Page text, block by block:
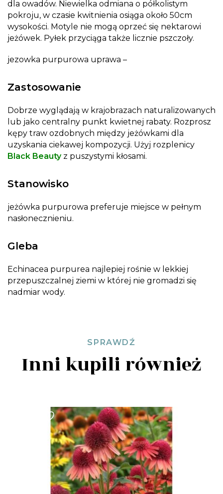
dla owadów. Niewielka odmiana o półkolistym
pokroju, w czasie kwitnienia osiąga około 50cm
wysokości. Motyle nie mogą oprzeć się nektarowi
jeżówek. Pyłek przyciąga także licznie pszczoły.
jezowka purpurowa uprawa –
Zastosowanie
Dobrze wyglądają w krajobrazach naturalizowanych
lub jako centralny punkt kwietnej rabaty. Rozprosz
kępy traw ozdobnych między jeżówkami dla
uzyskania ciekawej kompozycji. Użyj rozplenicy
Black Beautyz puszystymi kłosami.
Stanowisko
jeżówka purpurowa preferuje miejsce w pełnym
nasłonecznieniu.
Gleba
Echinacea purpurea najlepiej rośnie w lekkiej
przepuszczalnej ziemi w której nie gromadzi się
nadmiar wody.
SPRAWDŹ
Inni kupili również